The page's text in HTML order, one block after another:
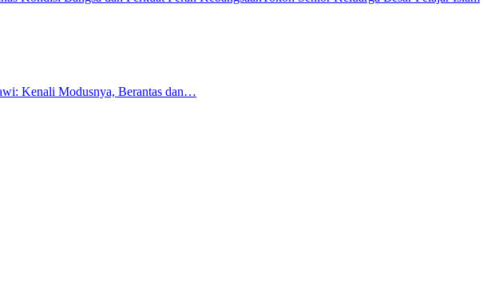
Kenali Modusnya, Berantas dan…